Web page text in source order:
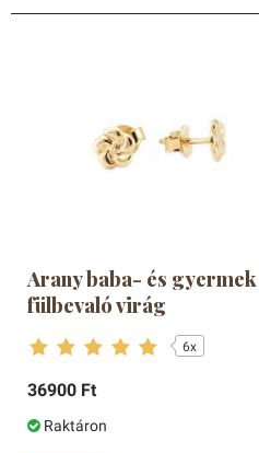
Arany baba- és gyermek
fülbevaló virág
6x
36900 Ft
Raktáron